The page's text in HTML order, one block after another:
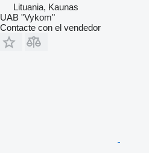
Lituania, Kaunas
UAB "Vykom"
Contacte con el vendedor